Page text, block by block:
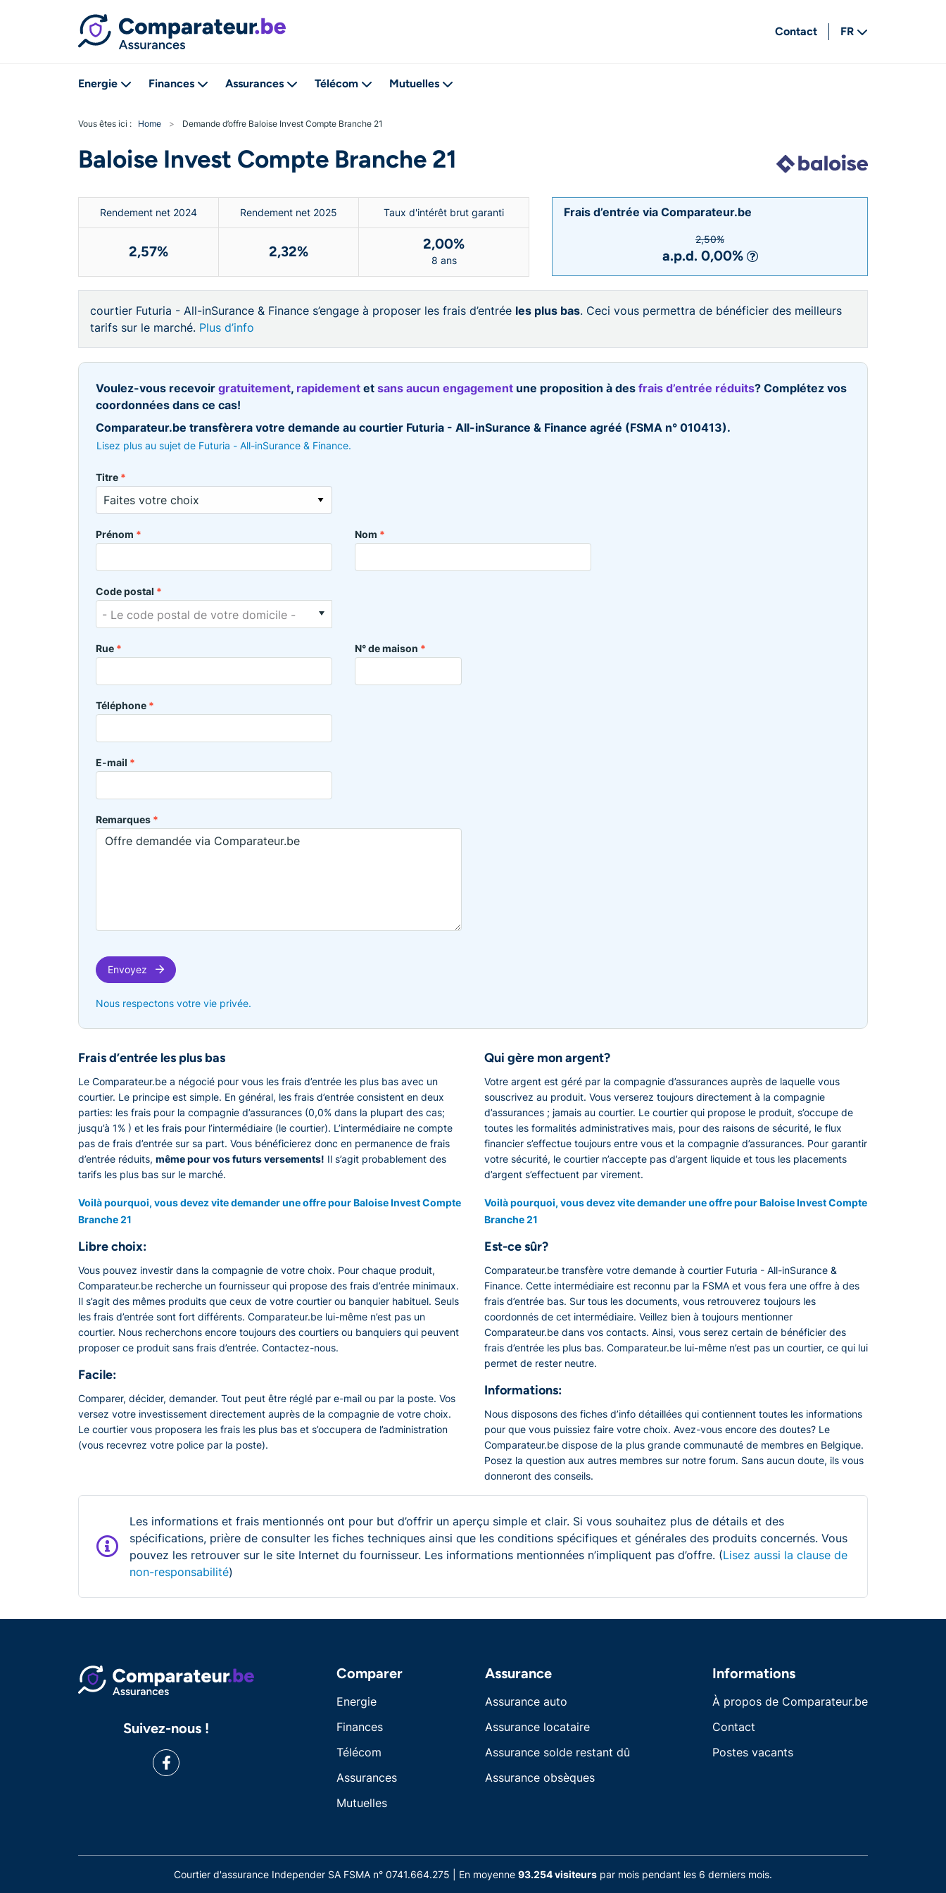
Contact
FR
Energie Finances Assurances Télécom Mutuelles
Vous êtes ici : Home > Demande d’offre Baloise Invest Compte Branche 21
Baloise Invest Compte Branche 21
Rendement net 2024 Rendement net 2025 Taux d'intérêt brut garanti
2,57% 2,32% 2,00%
8 ans
Frais d’entrée via Comparateur.be
2,50%
a.p.d. 0,00%
courtier Futuria - All-inSurance & Finance s’engage à proposer les frais d’entrée les plus bas. Ceci vous permettra de bénéficier des meilleurs
tarifs sur le marché. Plus d’info
Voulez-vous recevoir gratuitement, rapidement et sans aucun engagement une proposition à des frais d’entrée réduits? Complétez vos
coordonnées dans ce cas!
Comparateur.be transfèrera votre demande au courtier Futuria - All-inSurance & Finance agréé (FSMA n° 010413).
Lisez plus au sujet de Futuria - All-inSurance & Finance.
Titre *
Prénom * Nom *
Code postal *
- Le code postal de votre domicile -
Rue * N° de maison *
Téléphone *
E-mail *
Remarques *
Envoyez
Nous respectons votre vie privée.
Frais d’entrée les plus bas
Le Comparateur.be a négocié pour vous les frais d’entrée les plus bas avec un
courtier. Le principe est simple. En général, les frais d’entrée consistent en deux
parties: les frais pour la compagnie d’assurances (0,0% dans la plupart des cas;
jusqu’à 1% ) et les frais pour l’intermédiaire (le courtier). L’intermédiaire ne compte
pas de frais d’entrée sur sa part. Vous bénéficierez donc en permanence de frais
d’entrée réduits, même pour vos futurs versements! Il s’agit probablement des
tarifs les plus bas sur le marché.
Voilà pourquoi, vous devez vite demander une offre pour Baloise Invest Compte
Branche 21
Libre choix:
Vous pouvez investir dans la compagnie de votre choix. Pour chaque produit,
Comparateur.be recherche un fournisseur qui propose des frais d’entrée minimaux.
Il s’agit des mêmes produits que ceux de votre courtier ou banquier habituel. Seuls
les frais d’entrée sont fort différents. Comparateur.be lui-même n’est pas un
courtier. Nous recherchons encore toujours des courtiers ou banquiers qui peuvent
proposer ce produit sans frais d’entrée. Contactez-nous.
Facile:
Comparer, décider, demander. Tout peut être réglé par e-mail ou par la poste. Vos
versez votre investissement directement auprès de la compagnie de votre choix.
Le courtier vous proposera les frais les plus bas et s’occupera de l’administration
(vous recevrez votre police par la poste).
Qui gère mon argent?
Votre argent est géré par la compagnie d’assurances auprès de laquelle vous
souscrivez au produit. Vous verserez toujours directement à la compagnie
d’assurances ; jamais au courtier. Le courtier qui propose le produit, s’occupe de
toutes les formalités administratives mais, pour des raisons de sécurité, le flux
financier s’effectue toujours entre vous et la compagnie d’assurances. Pour garantir
votre sécurité, le courtier n’accepte pas d’argent liquide et tous les placements
d’argent s’effectuent par virement.
Voilà pourquoi, vous devez vite demander une offre pour Baloise Invest Compte
Branche 21
Est-ce sûr?
Comparateur.be transfère votre demande à courtier Futuria - All-inSurance &
Finance. Cette intermédiaire est reconnu par la FSMA et vous fera une offre à des
frais d’entrée bas. Sur tous les documents, vous retrouverez toujours les
coordonnés de cet intermédiaire. Veillez bien à toujours mentionner
Comparateur.be dans vos contacts. Ainsi, vous serez certain de bénéficier des
frais d’entrée les plus bas. Comparateur.be lui-même n’est pas un courtier, ce qui lui
permet de rester neutre.
Informations:
Nous disposons des fiches d’info détaillées qui contiennent toutes les informations
pour que vous puissiez faire votre choix. Avez-vous encore des doutes? Le
Comparateur.be dispose de la plus grande communauté de membres en Belgique.
Posez la question aux autres membres sur notre forum. Sans aucun doute, ils vous
donneront des conseils.
Les informations et frais mentionnés ont pour but d’offrir un aperçu simple et clair. Si vous souhaitez plus de détails et des
spécifications, prière de consulter les fiches techniques ainsi que les conditions spécifiques et générales des produits concernés. Vous
pouvez les retrouver sur le site Internet du fournisseur. Les informations mentionnées n’impliquent pas d’offre. (Lisez aussi la clause de
non-responsabilité)
Suivez-nous !
Comparer
Energie
Finances
Télécom
Assurances
Mutuelles
Assurance
Assurance auto
Assurance locataire
Assurance solde restant dû
Assurance obsèques
Informations
À propos de Comparateur.be
Contact
Postes vacants
Courtier d'assurance Independer SA FSMA n° 0741.664.275 | En moyenne 93.254 visiteurs par mois pendant les 6 derniers mois.